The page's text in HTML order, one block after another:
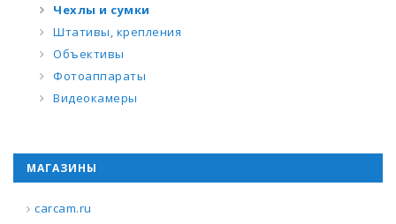
Чехлы и сумки
Штативы, крепления
Объективы
Фотоаппараты
Видеокамеры
МАГАЗИНЫ
carcam.ru